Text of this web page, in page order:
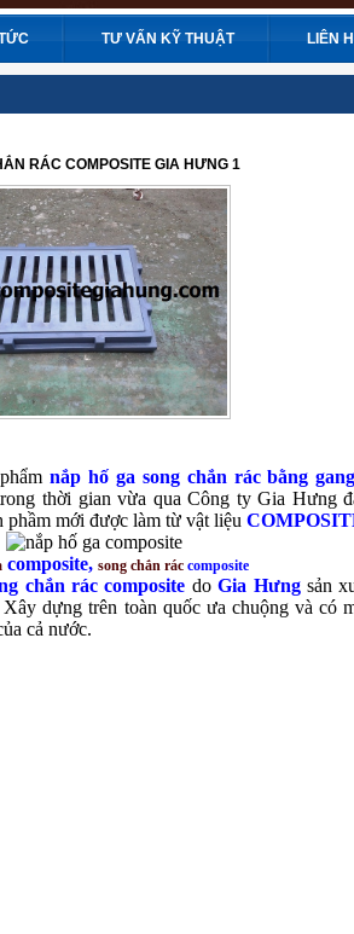
TƯ VẤN KỸ THUẬT LIÊN
RÁC COMPOSITE GIA HƯNG 1
nắp hố ga song chắn rác bằng gang
thời gian vừa qua Công ty Gia Hưng
phầm mới được làm từ vật liệu
composite, song chắn rác composite
chắn rác composite doGia Hưngsản
dựng trên toàn quốc ưa chuộng và có
cả nước.